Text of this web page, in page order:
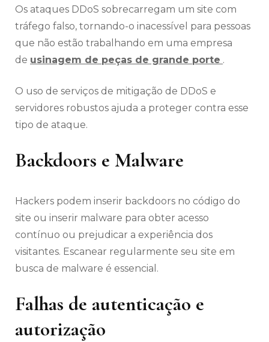
Os ataques DDoS sobrecarregam um site com
tráfego falso, tornando-o inacessível para pessoas
que não estão trabalhando em uma empresa
de usinagem de peças de grande porte .
O uso de serviços de mitigação de DDoS e
servidores robustos ajuda a proteger contra esse
tipo de ataque.
Backdoors e Malware
Hackers podem inserir backdoors no código do
site ou inserir malware para obter acesso
contínuo ou prejudicar a experiência dos
visitantes. Escanear regularmente seu site em
busca de malware é essencial.
Falhas de autenticação e
autorização